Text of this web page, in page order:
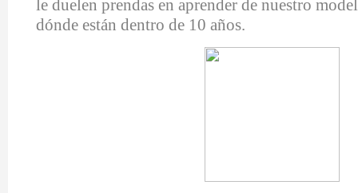
le duelen prendas en aprender de nuestro
dónde están dentro de 10 años.